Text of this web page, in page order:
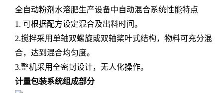
全自动粉剂水溶肥生产设备中自动混合系统性能特点
1. 可根据配方设定混合及出料时间。
2.搅拌采用单轴双螺旋或双轴桨叶式结构，物料可充分混
合，达到混合均匀度。
3.整机采用全密封设计，无人化操作。
计量包装系统组成部分